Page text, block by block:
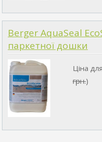
Berger AquaSeal
паркетної дошки
Ціна
грн.)